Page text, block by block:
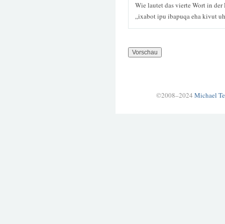
Wie lautet das vierte Wort in der
„ixabot ipu ibapuqa eha kivut
©2008–2024 Michael